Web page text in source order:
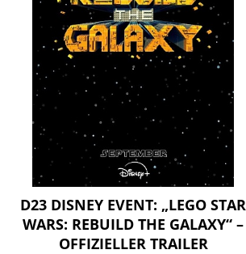
D23 DISNEY EVENT: „LEGO STAR
WARS: REBUILD THE GALAXY“ –
OFFIZIELLER TRAILER